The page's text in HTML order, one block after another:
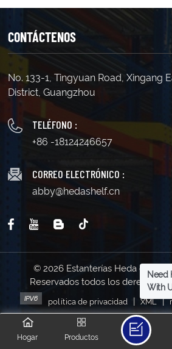
CONTÁCTENOS
No. 133-1, Tingyuan Road, Xingang
District, Guangzhou
TELÉFONO :
+86 -18124246657
CORREO ELECTRÓNICO :
abby@hedashelf.cn
© 2026 Estanterías Heda de
Reservados todos los derechos . |
política de privacidad | XML |
Hogar Productos
Need
With